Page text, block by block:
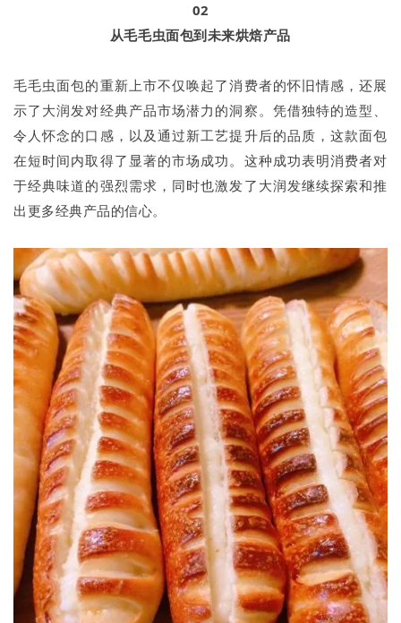
02
从毛毛虫面包到未来烘焙产品
毛毛虫面包的重新上市不仅唤起了消费者的怀旧情感，还展
示了大润发对经典产品市场潜力的洞察。凭借独特的造型、
令人怀念的口感，以及通过新工艺提升后的品质，这款面包
在短时间内取得了显著的市场成功。这种成功表明消费者对
于经典味道的强烈需求，同时也激发了大润发继续探索和推
出更多经典产品的信心。